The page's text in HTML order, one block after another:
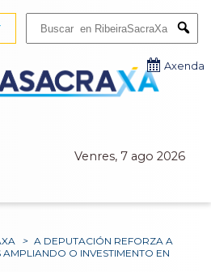
Venres, 7 ago 2026
Axenda
> A DEPUTACIÓN REFORZA A
O INVESTIMENTO EN